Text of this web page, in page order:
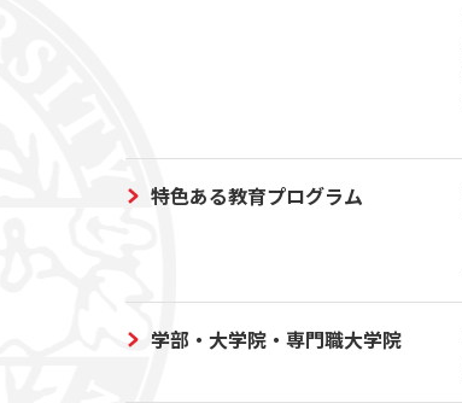
特色ある教育プログラム
学部・大学院・専門職大学院